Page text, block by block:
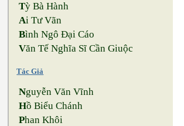
Tỳ Bà Hành
Ai Tư Vãn
Bình Ngô Đại Cáo
Văn Tế Nghĩa Sĩ Cần Giuộc
Tác Giả
Nguyễn Văn Vĩnh
Hồ Biểu Chánh
Phan Khôi